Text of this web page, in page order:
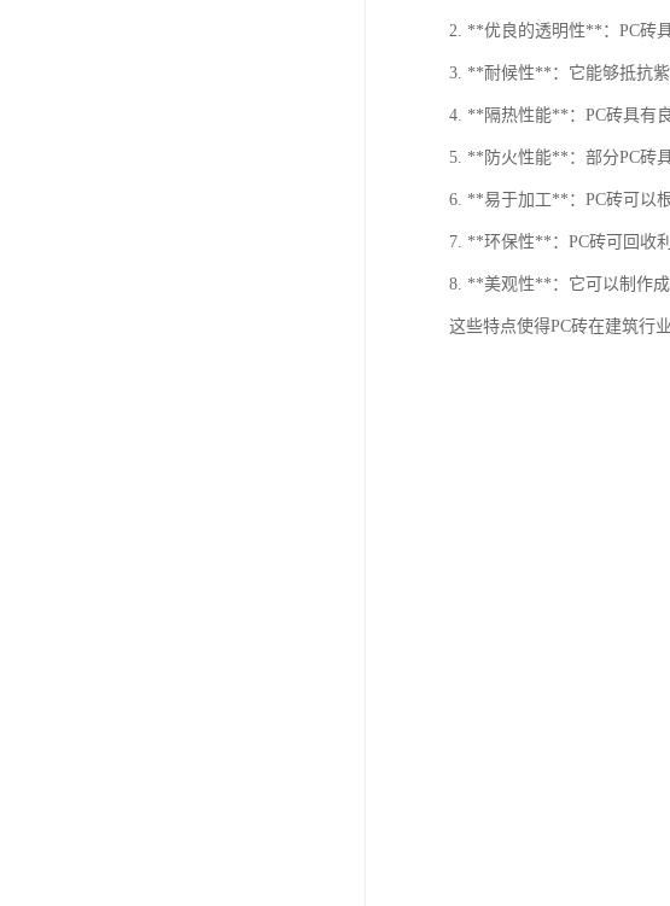
2. **优良的透明性**：PC砖
3. **耐候性**：它能够抵抗
4. **隔热性能**：PC砖具有
5. **防火性能**：部分PC砖
6. **易于加工**：PC砖可以
7. **环保性**：PC砖可回收
8. **美观性**：它可以制作
这些特点使得PC砖在建筑行